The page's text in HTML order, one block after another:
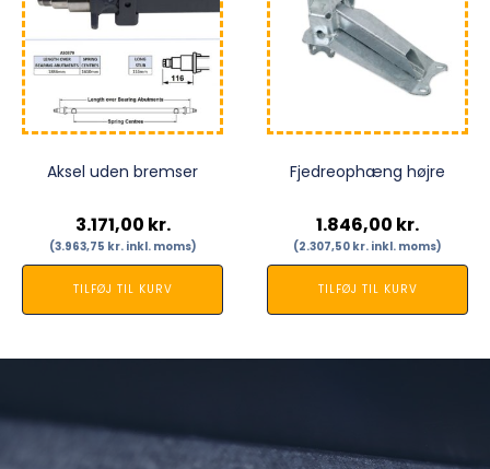
Aksel uden bremser
3.171,00 kr.
(3.963,75 kr.inkl. moms)
TILFØJ TIL KURV
Fjedreophæng højre
1.846,00 kr.
(2.307,50 kr. inkl. moms)
TILFØJ TIL KURV